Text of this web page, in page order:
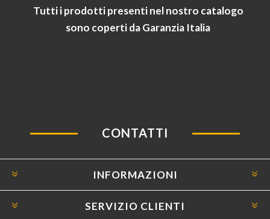
Tutti i prodotti presenti nel nostro catalogo
sono coperti da Garanzia Italia
CONTATTI
INFORMAZIONI
SERVIZIO CLIENTI